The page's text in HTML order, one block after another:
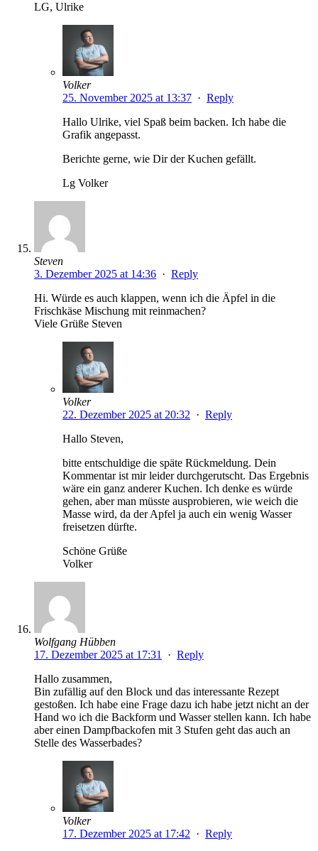
LG, Ulrike
Volker
25. November 2025 at 13:37 · Reply
Hallo Ulrike, viel Spaß beim backen. Ich habe die
Grafik angepasst.
Berichte gerne, wie Dir der Kuchen gefällt.
Lg Volker
Steven
3. Dezember 2025 at 14:36 · Reply
Hi. Würde es auch klappen, wenn ich die Äpfel in die
Frischkäse Mischung mit reinmachen?
Viele Grüße Steven
Volker
22. Dezember 2025 at 20:32 · Reply
Hallo Steven,
bitte entschuldige die späte Rückmeldung. Dein
Kommentar ist mir leider durchgerutscht. Das Ergebnis
wäre ein ganz anderer Kuchen. Ich denke es würde
gehen, aber man müsste ausprobieren, wie weich die
Masse wird, da der Apfel ja auch ein wenig Wasser
freisetzen dürfte.
Schöne Grüße
Volker
Wolfgang Hübben
17. Dezember 2025 at 17:31 · Reply
Hallo zusammen,
Bin zufällig auf den Block und das interessante Rezept
gestoßen. Ich habe eine Frage dazu ich habe jetzt nicht an der
Hand wo ich die Backform und Wasser stellen kann. Ich habe
aber einen Dampfbackofen mit 3 Stufen geht das auch an
Stelle des Wasserbades?
Volker
17. Dezember 2025 at 17:42 · Reply